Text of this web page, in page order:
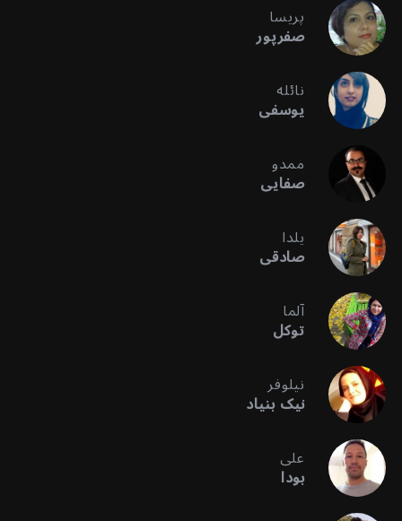
پریسا
صفرپور
نائله
یوسفی
ممدو
صفایی
یلدا
صادقی
آلما
توکل
نیلوفر
نیک بنیاد
علی
بودا